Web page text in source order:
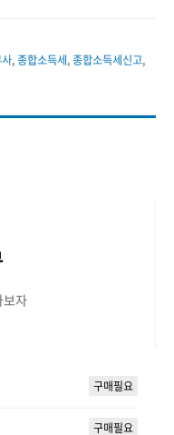
,종합소득세,종합소득세신고,
보자
구매필요
구매필요